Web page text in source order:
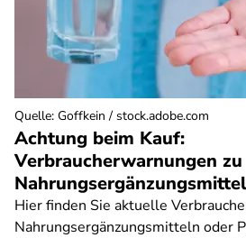
Achtung beim Kauf:
Verbraucherwarnungen zu
Hier finden Sie aktuelle
Nahrungsergänzungsmitteln oder
Quelle: Goffkein / stock.adobe.com